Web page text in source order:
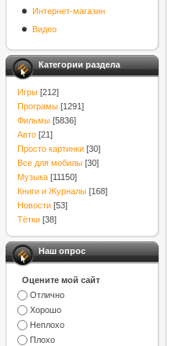
Интернет-магазин
Видео
Категории раздела
Игры [212]
Програмы [1291]
Фильмы [5836]
Авто [21]
Просто картинки [30]
Все для мобилы [30]
Музыка [11150]
Книги и Журналы [168]
Новости [53]
Тётки [38]
Наш опрос
Оцените мой сайт
Отлично
Хорошо
Неплохо
Плохо